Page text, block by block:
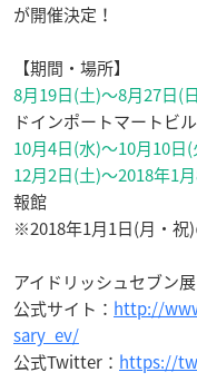
が開催決定！
【期間・場所】
8月19日(土)～8月27日(
ドインポートマートビ
10月4日(水)～10月10日(
12月2日(土)～2018年1
報館
※2018年1月1日(月・祝
アイドリッシュセブン展
公式サイト： http://
sary_ev/
公式Twitter： https://